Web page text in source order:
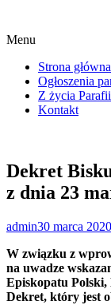
Menu
Strona główna
Ogłoszenia
Z życia Parafii
Kontakt
Dekret
z dnia 23
admin30 marca 2020
W związku z
na uwadze
Episkopatu
Dekret, który jest